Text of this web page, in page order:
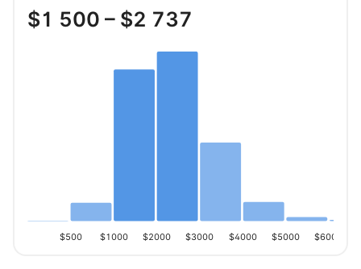
$1 500 – $2 737
$500 $1000 $2000 $3000 $4000 $5000 $6000